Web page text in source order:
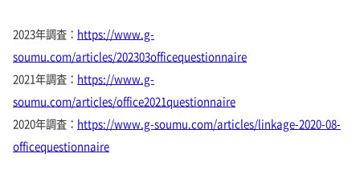
2023年調査： https://www.g-
soumu.com/articles/202303officequestionnaire
2021年調査： https://www.g-
soumu.com/articles/office2021questionnaire
2020年調査： https://www.g-soumu.com/articles/linkage-2020-08-
officequestionnaire